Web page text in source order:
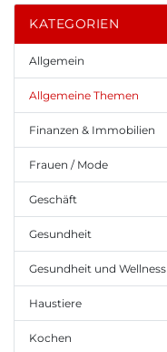
KATEGORIEN
Allgemein
Allgemeine Themen
Finanzen & Immobilien
Frauen / Mode
Geschäft
Gesundheit
Gesundheit und Wellness
Haustiere
Kochen